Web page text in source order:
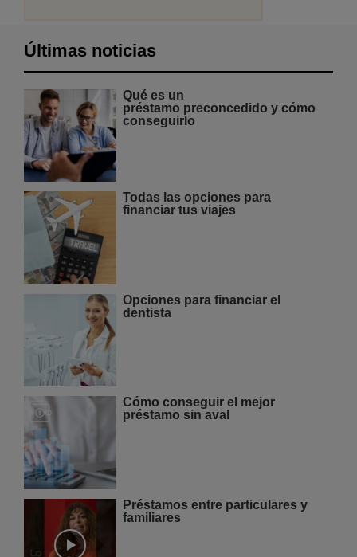
Últimas noticias
Qué es un
préstamo preconcedido y cómo
conseguirlo
Todas las opciones para
financiar tus viajes
Opciones para financiar el
dentista
Cómo conseguir el mejor
préstamo sin aval
Préstamos entre particulares y
familiares